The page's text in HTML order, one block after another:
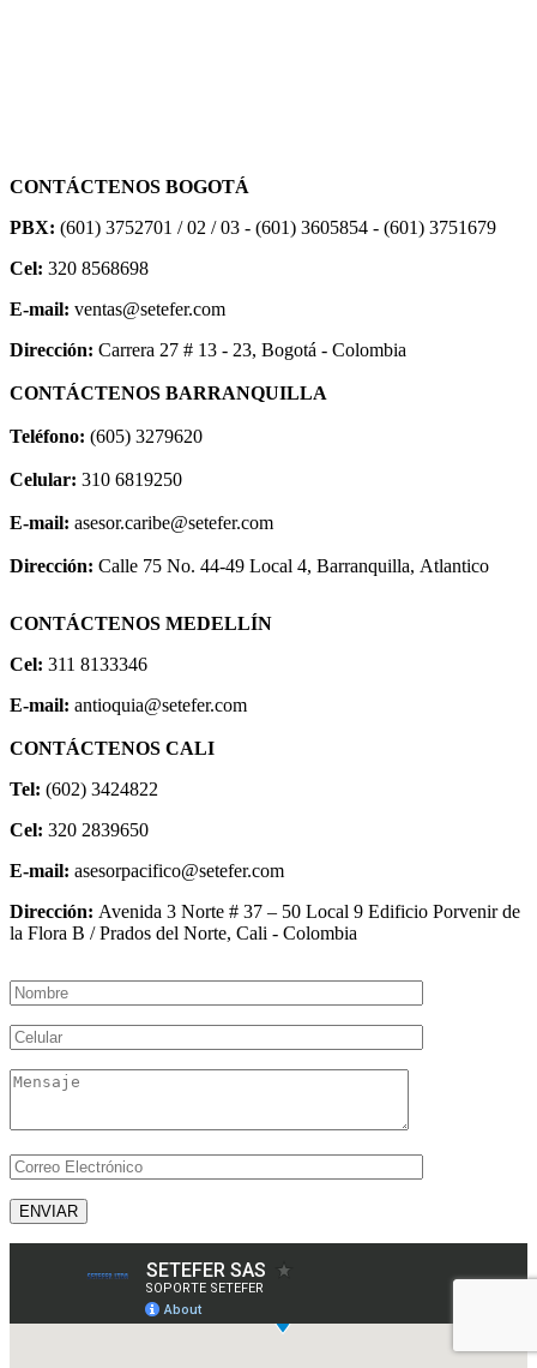
CONTÁCTENOS BOGOTÁ
PBX: (601) 3752701 / 02 / 03 - (601) 3605854 - (601) 3751679
Cel: 320 8568698
E-mail: ventas@setefer.com
Dirección: Carrera 27 # 13 - 23, Bogotá - Colombia
CONTÁCTENOS BARRANQUILLA
Teléfono: (605) 3279620
Celular: 310 6819250
E-mail: asesor.caribe@setefer.com
Dirección: Calle 75 No. 44-49 Local 4, Barranquilla, Atlantico
CONTÁCTENOS MEDELLÍN
Cel: 311 8133346
E-mail: antioquia@setefer.com
CONTÁCTENOS CALI
Tel: (602) 3424822
Cel: 320 2839650
E-mail: asesorpacifico@setefer.com
Dirección: Avenida 3 Norte # 37 – 50 Local 9 Edificio Porvenir de
la Flora B / Prados del Norte, Cali - Colombia